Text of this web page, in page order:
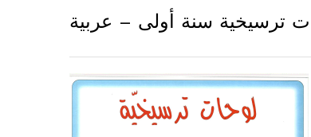
ترسيخية سنة أولى – عربية